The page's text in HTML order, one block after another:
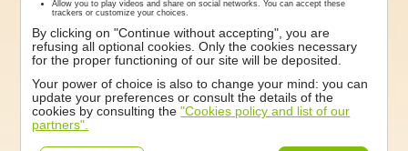
Allow you to play videos and share on social networks. You can accept these
trackers or customize your choices.
By clicking on "Continue without accepting", you are
refusing all optional cookies. Only the cookies necessary
for the proper functioning of our site will be deposited.
Your power of choice is also to change your mind: you can
update your preferences or consult the details of the
cookies by consulting the"Cookies policy and list of our
partners".